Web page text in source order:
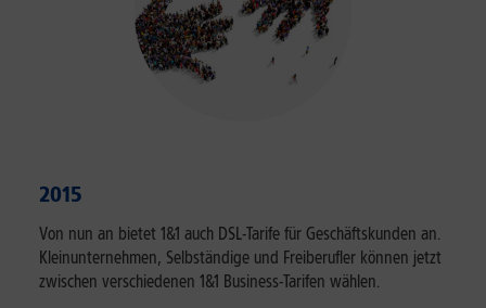
2015
Von nun an bietet 1&1 auch DSL-Tarife für Geschäftskunden an.
Kleinunternehmen, Selbständige und Freiberufler können jetzt
zwischen verschiedenen 1&1 Business-Tarifen wählen.